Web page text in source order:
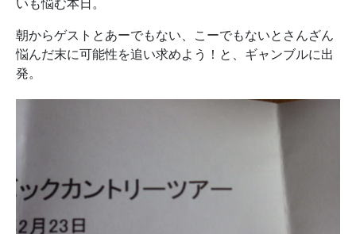
いも悩む本日。
朝からゲストとあーでもない、こーでもないとさんざん
悩んだ末に可能性を追い求めよう！と、ギャンブルに出
発。